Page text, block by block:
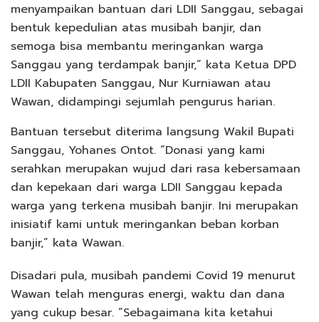
menyampaikan bantuan dari LDII Sanggau, sebagai
bentuk kepedulian atas musibah banjir, dan
semoga bisa membantu meringankan warga
Sanggau yang terdampak banjir,” kata Ketua DPD
LDII Kabupaten Sanggau, Nur Kurniawan atau
Wawan, didampingi sejumlah pengurus harian.
Bantuan tersebut diterima langsung Wakil Bupati
Sanggau, Yohanes Ontot. “Donasi yang kami
serahkan merupakan wujud dari rasa kebersamaan
dan kepekaan dari warga LDII Sanggau kepada
warga yang terkena musibah banjir. Ini merupakan
inisiatif kami untuk meringankan beban korban
banjir,” kata Wawan.
Disadari pula, musibah pandemi Covid 19 menurut
Wawan telah menguras energi, waktu dan dana
yang cukup besar. “Sebagaimana kita ketahui